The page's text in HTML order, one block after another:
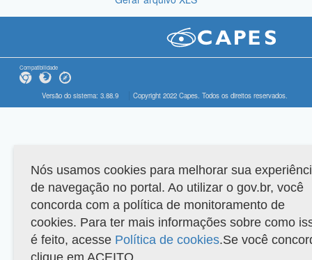
Compatibilidade
Versão do sistema: 3.88.9 Copyright 2022 Capes. Todos os direitos reservados.
Nós usamos cookies para melhorar sua
de navegação no portal. Ao utilizar o gov.br, você
concorda com a política de monitoramento de
cookies. Para ter mais informações sobre como
é feito, acesse Política de cookies.Se você
clique em ACEITO.